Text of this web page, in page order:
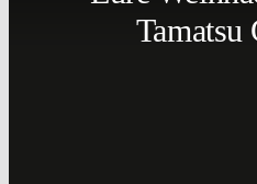
Tamatsu